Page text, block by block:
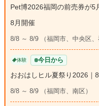
Pet博2026福岡の前売券が5
8月開催
8/8 ～ 8/9 （福岡市、中央区、
体験 今日から
おおはしヒル夏祭り2026｜
8/8 ～ 8/9 （福岡市、南区）